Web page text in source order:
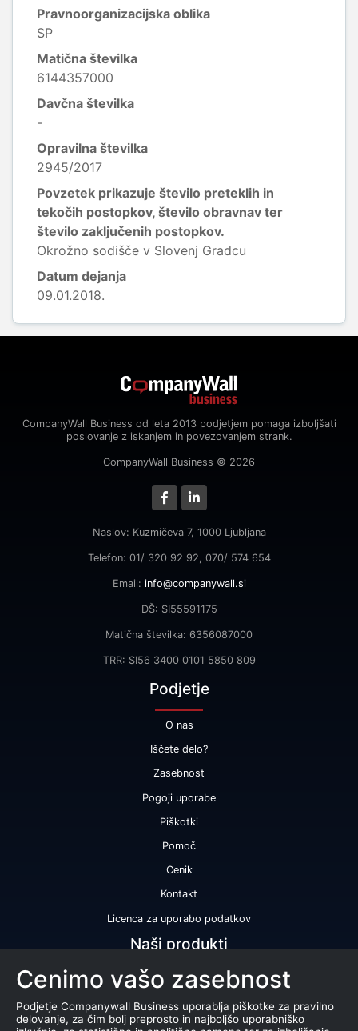
Pravnoorganizacijska oblika
SP
Matična številka
6144357000
Davčna številka
-
Opravilna številka
2945/2017
Povzetek prikazuje število preteklih in
tekočih postopkov, število obravnav ter
število zaključenih postopkov.
Okrožno sodišče v Slovenj Gradcu
Datum dejanja
09.01.2018.
CompanyWall Business od leta 2013 podjetjem pomaga izboljšati
poslovanje z iskanjem in povezovanjem strank.
CompanyWall Business © 2026
Naslov: Kuzmičeva 7, 1000 Ljubljana
Telefon: 01/ 320 92 92, 070/ 574 654
Email: info@companywall.si
DŠ: SI55591175
Matična številka: 6356087000
TRR: SI56 3400 0101 5850 809
Podjetje
O nas
Iščete delo?
Zasebnost
Pogoji uporabe
Piškotki
Pomoč
Cenik
Kontakt
Licenca za uporabo podatkov
Naši produkti
Bonitetna ocena
Bonitetno poročilo
Certifikat bonitetne odličnosti
Cenimo vašo zasebnost
Podjetje Companywall Business uporablja piškotke za pravilno
delovanje, za čim bolj preprosto in najboljšo uporabniško